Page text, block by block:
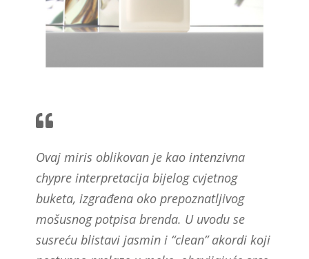
Ovaj miris oblikovan je kao intenzivna
chypre interpretacija bijelog cvjetnog
buketa, izgrađena oko prepoznatljivog
mošusnog potpisa brenda. U uvodu se
susreću blistavi jasmin i “clean” akordi koji